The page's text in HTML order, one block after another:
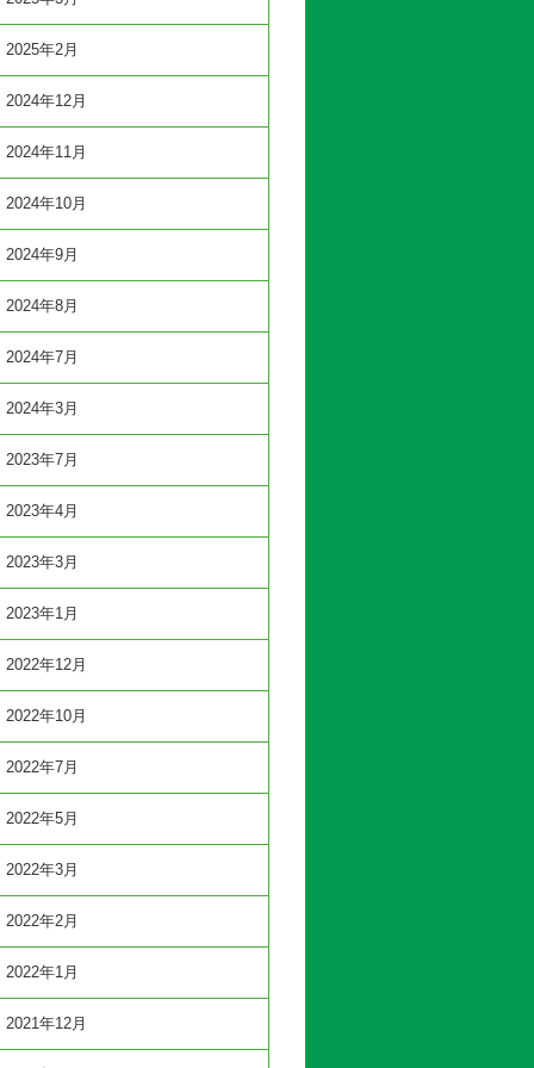
2025年2月
2024年12月
2024年11月
2024年10月
2024年9月
2024年8月
2024年7月
2024年3月
2023年7月
2023年4月
2023年3月
2023年1月
2022年12月
2022年10月
2022年7月
2022年5月
2022年3月
2022年2月
2022年1月
2021年12月